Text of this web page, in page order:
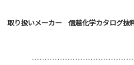
取り扱いメーカー 信越化学カタログ抜